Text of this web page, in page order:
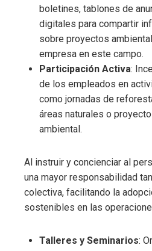
boletines, tablones de
digitales para compartir
sobre proyectos
empresa en este campo.
Participación Activa:
de los empleados en
como jornadas de
áreas naturales o
ambiental.
Al instruir y concienciar al
una mayor responsabilidad
colectiva, facilitando la
sostenibles en las
Talleres y Seminarios: